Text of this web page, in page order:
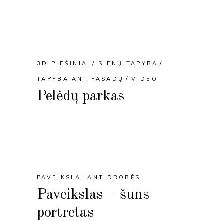
3D PIEŠINIAI SIENŲ TAPYBA
TAPYBA ANT FASADŲ VIDEO
Pelėdų parkas
PAVEIKSLAI ANT DROBĖS
Paveikslas – šuns
portretas